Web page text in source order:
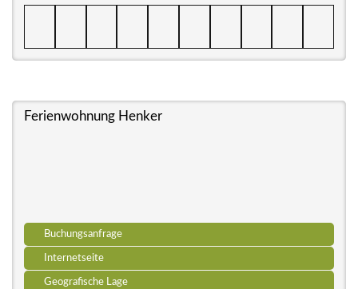
Ferienwohnung Henker
Buchungsanfrage
Internetseite
Geografische Lage